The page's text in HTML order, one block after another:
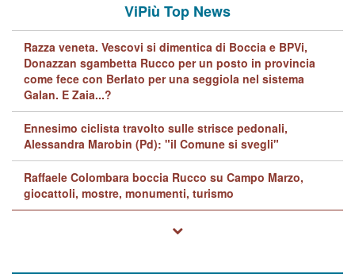
ViPiù Top News
Razza veneta. Vescovi si dimentica di Boccia e BPVi,
Donazzan sgambetta Rucco per un posto in provincia
come fece con Berlato per una seggiola nel sistema
Galan. E Zaia...?
Ennesimo ciclista travolto sulle strisce pedonali,
Alessandra Marobin (Pd): "il Comune si svegli"
Raffaele Colombara boccia Rucco su Campo Marzo,
giocattoli, mostre, monumenti, turismo